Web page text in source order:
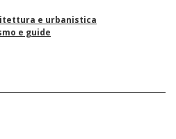
e urbanistica
e guide